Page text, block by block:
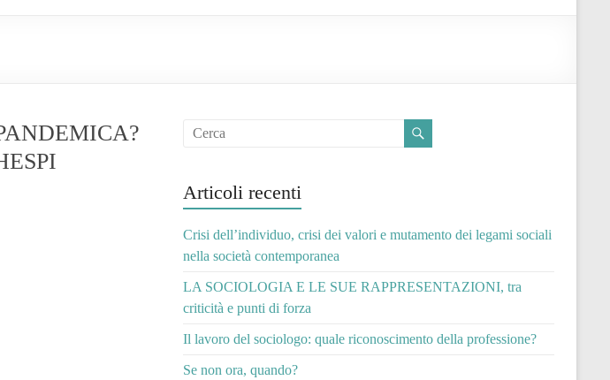
Articoli recenti
Crisi dell’individuo, crisi dei valori e mutamento dei legami sociali
nella società contemporanea
LA SOCIOLOGIA E LE SUE RAPPRESENTAZIONI, tra
criticità e punti di forza
Il lavoro del sociologo: quale riconoscimento della professione?
Se non ora, quando?